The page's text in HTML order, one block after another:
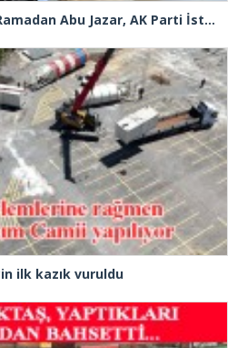
Gazze’nin çocuk elçisi Ramadan Abu Jazar, AK Parti İstanbul İl Başkanlığını ziyaret etti
ilk kazık vuruldu